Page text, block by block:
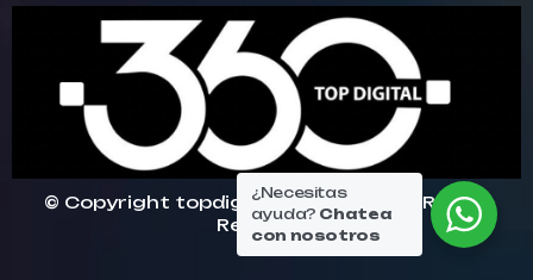
© Copyright topdigital360 2026. All Rights
Reserved.
¿Necesitas
ayuda? Chatea
con nosotros